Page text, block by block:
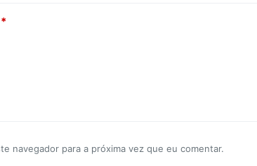
*
navegador para a próxima vez que eu comentar.